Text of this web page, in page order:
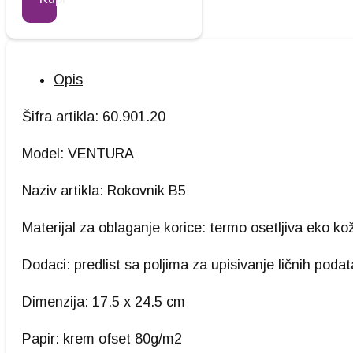
Opis
Šifra artikla: 60.901.20
Model: VENTURA
Naziv artikla: Rokovnik B5
Materijal za oblaganje korice: termo osetljiva eko
Dodaci: predlist sa poljima za upisivanje ličnih
Dimenzija: 17.5 x 24.5 cm
Papir: krem ofset 80g/m2